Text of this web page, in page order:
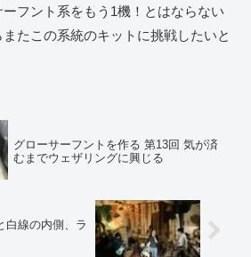
フント系をもう1機！とはならない
たこの系統のキットに挑戦したいと
グローサーフントを作る 第13回 気が済
むまでウェザリングに興じる
白線の内側、ラ